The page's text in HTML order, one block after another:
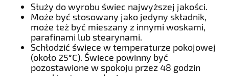
Służy do wyrobu świec najwyższej jakości.
Może być stosowany jako jedyny składnik,
może też być mieszany z innymi woskami,
parafinami lub stearynami.
Schłodzić świece w temperaturze pokojowej
(około 25°C). Świece powinny być
pozostawione w spokoju przez 48 godzin